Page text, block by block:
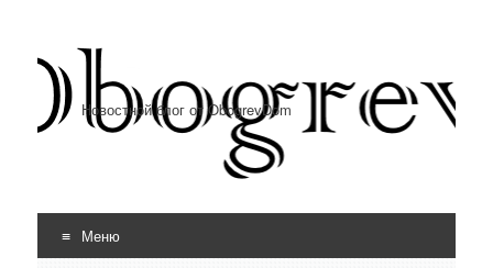
Новостной блог от ObogrevDom
Меню